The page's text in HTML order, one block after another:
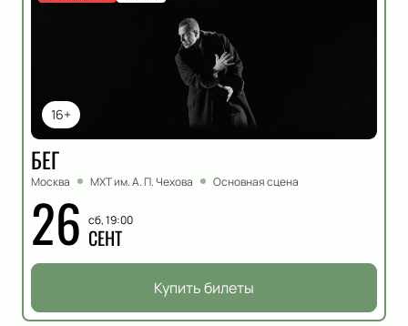
16+
БЕГ
Москва МХТ им. А. П. Чехова Основная сцена
26 сб, 19:00
СЕНТ
Купить билеты